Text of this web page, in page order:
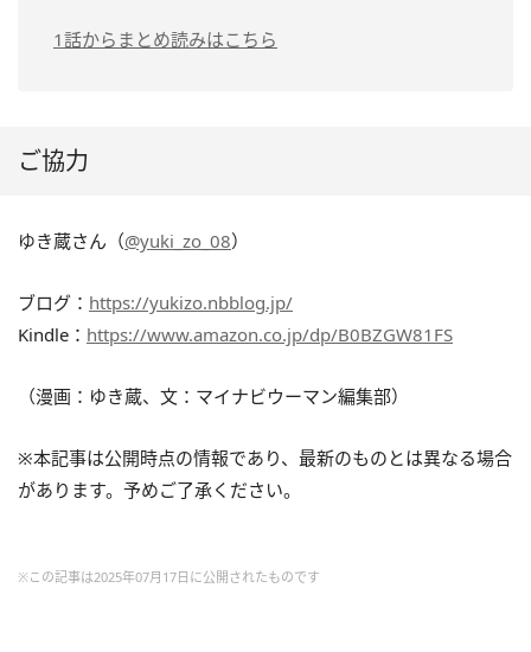
1話からまとめ読みはこちら
ご協力
ゆき蔵さん（@yuki_zo_08）
ブログ： https://yukizo.nbblog.jp/
Kindle： https://www.amazon.co.jp/dp/B0BZGW81FS
（漫画：ゆき蔵、文：マイナビウーマン編集部）
※本記事は公開時点の情報であり、最新のものとは異なる場合
があります。予めご了承ください。
※この記事は2025年07月17日に公開されたものです